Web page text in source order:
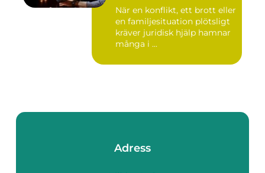
När en konflikt, ett brott eller
en familjesituation plötsligt
kräver juridisk hjälp hamnar
många i ...
Adress